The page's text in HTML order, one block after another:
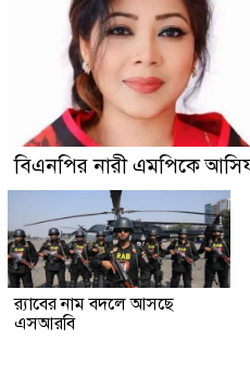
বিএনপির নারী এমপিকে
র‍্যাবের নাম বদলে আসছে
এসআরবি